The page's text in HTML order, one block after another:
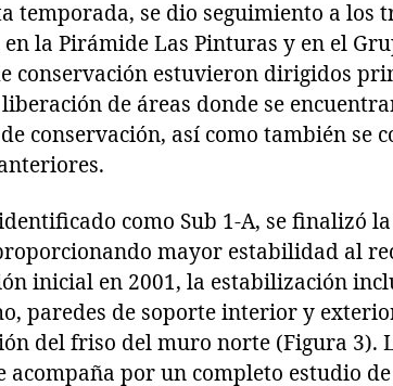
temporada, se dio seguimiento a los
la Pirámide Las Pinturas y en el
conservación estuvieron dirigidos
de áreas donde se
conservación, así como también se
como Sub 1-A, se finalizó
mayor estabilidad al
inicial en 2001, la estabilización
paredes de soporte interior y
del friso del muro norte (Figura 3).
acompaña por un completo estudio